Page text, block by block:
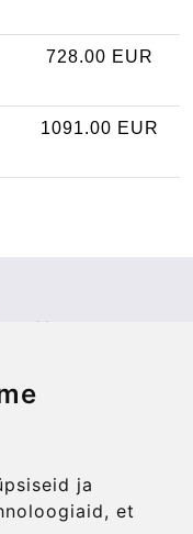
ja
et
728.00 EUR
1091.00 EUR